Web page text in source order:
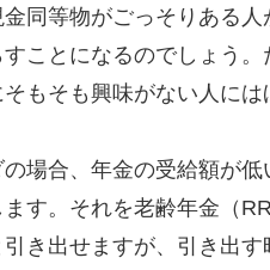
金同等物がごっそりある
すことになるのでしょう
もそも興味がない人には
の場合、年金の受給額が
ます。それを老齢年金（
引き出せますが、引き出